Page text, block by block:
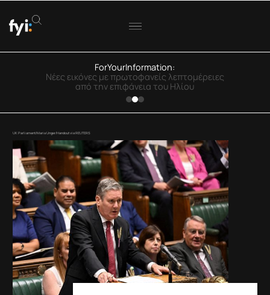
ForYourInformation:
Eurostat: Μειώνονται οι τακτικοί καπνιστές
στην Ελλάδα
UK Parliament/Maria Unger/Handout via REUTERS